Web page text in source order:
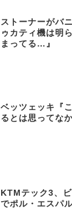
ストーナーがバ
ゥカティ機は明
まってる…』
ベッツェッキ『
るとは思ってな
KTMテック3、
でポル・エスパ